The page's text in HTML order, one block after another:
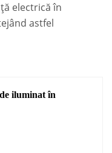
electrică în
astfel
iluminat în